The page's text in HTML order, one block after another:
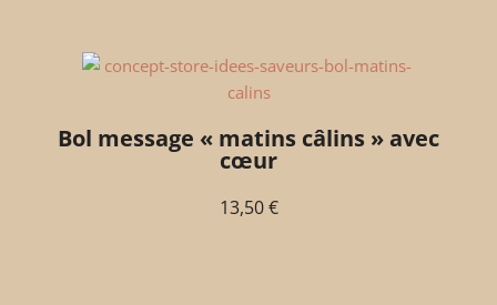
Bol message « matins câlins » avec
cœur
13,50€